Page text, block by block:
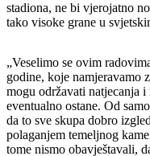
stadiona, ne bi vjerojatno
tako visoke grane u
„Veselimo se ovim
godine, koje namjeravamo
mogu održavati natjecanja
eventualno ostane. Od
da to sve skupa dobro
polaganjem temeljnog
tome nismo obavještavali,